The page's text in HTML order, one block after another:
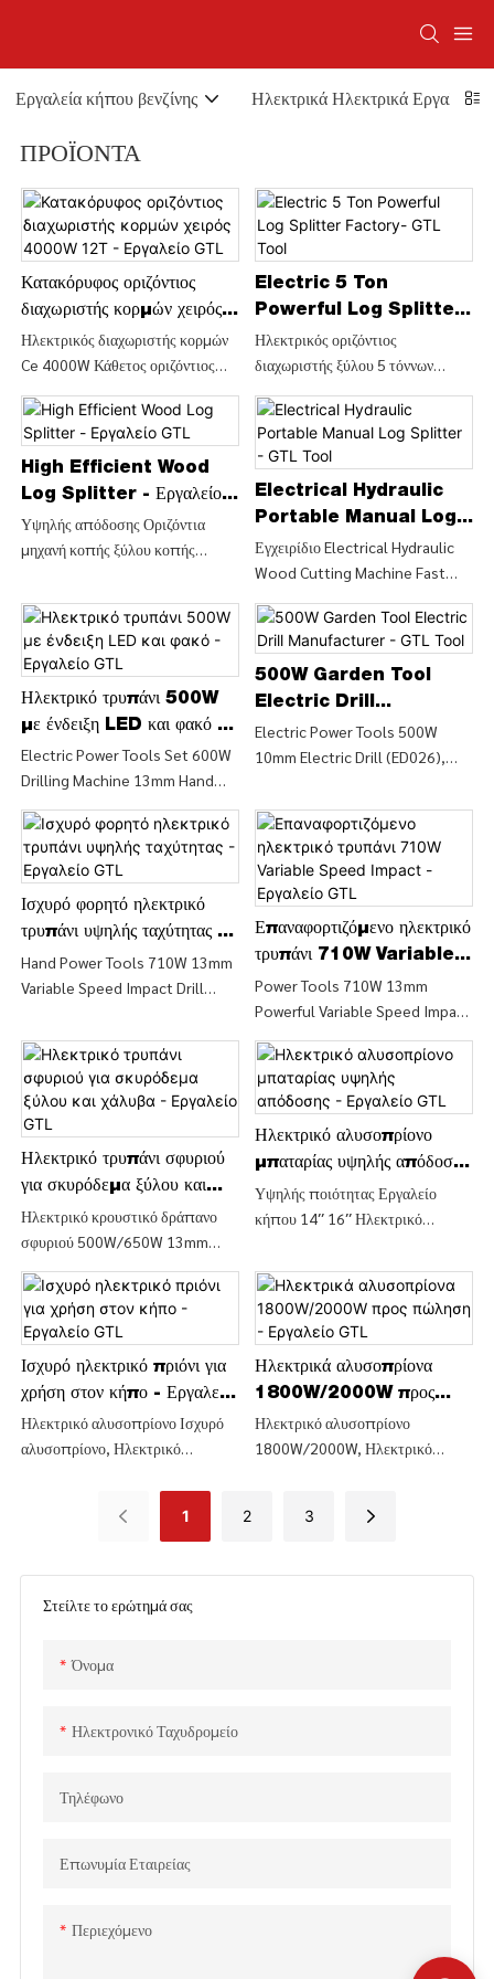
Εργαλεία κήπου βενζίνης Ηλεκτρικά Ηλεκτρικά Εργαλεία
ΠΡΟΪΌΝΤΑ
Στείλτε το ερώτημά σας
Όνομα
Ηλεκτρονικό Ταχυδρομείο
Τηλέφωνο
Επωνυμία Εταιρείας
Περιεχόμενο
Κατακόρυφος οριζόντιος
διαχωριστής κορμών χειρός
4000W 12T - Εργαλείο
GTL
Ηλεκτρικός διαχωριστής κορμών
Ce 4000W Κάθετος οριζόντιος
(LSV12T-106), Βρείτε
λεπτομέρειες και τιμή για το
μηχάνημα κοπής ξύλου από τον
ηλεκτρικό διαχωριστή κορμών Ce
4000W Κάθετος οριζόντιος
διαχωριστής κορμών 12 τόνων
Electric 5 Ton
Powerful Log Splitter
Factory- GTL Tool
Ηλεκτρικός οριζόντιος
διαχωριστής ξύλου 5 τόννων
και τιμή σχετικά με τον
διαχωριστή ξύλου Wood Chipper
από τον Ηλεκτρικό οριζόντιο
διαχωριστή κορμών ξύλου 5
τόννων (LSH5T37) - CHINA GTL
TOOLS LIMITED
High Efficient Wood
Log Splitter - Εργαλείο
GTL
Υψηλής απόδοσης Οριζόντια
μηχανή κοπής ξύλου κοπής
κλαδιών ξύλου (LSH5T52HF),
Βρείτε λεπτομέρειες και τιμή για
το μηχάνημα κοπής ξύλου από το
μηχάνημα υψηλής απόδοσης
οριζόντιας κοπής ξύλου κοπής
καυσόξυλων/ σχίστης κοπής
κλαδιών ξύλου (LSH5T52HF) -
CHINA GTEL T
Electrical Hydraulic
Portable Manual Log
Splitter - GTL Tool
Εγχειρίδιο Electrical Hydraulic
Wood Cutting Machine Fast
Βρείτε λεπτομέρειες και τιμή
σχετικά με το Log Splitter Wood
Chipper from Electrical
Hydraulic Wood Cutting
Machine Manual Fast Wood
Splitter (LSH5T52H) - CHINA
Ηλεκτρικό τρυπάνι 500W
με ένδειξη LED και φακό -
Εργαλείο GTL
Electric Power Tools Set 600W
Drilling Machine 13mm Hand
Impact Drill (ID0372), Find
Details and Price about Impact
Drill Power Drill from Electric
Power Tools Set 600W Drilling
Machine 13mm Hand Impact
Drill (ID0372) - CHINA GTL
TOOLS
500W Garden Tool
Electric Drill
Manufacturer - GTL
Tool
Electric Power Tools 500W
10mm Electric Drill (ED026),
Electric Drill Power Tools from
Electric Power Tools 500W
10mm Electric Drill (ED026) -
CHINA GTL TOOLS LIMITED
Ισχυρό φορητό ηλεκτρικό
τρυπάνι υψηλής ταχύτητας -
Εργαλείο GTL
Hand Power Tools 710W 13mm
Variable Speed ​​Impact Drill
και τιμή για το Drill Variable από
το Hand Power Tools 710W
13mm Variable Speed ​​Impact
Drill (ID044-A) - CHINA GTL
TOOLS LIMITED
Επαναφορτιζόμενο ηλεκτρικό
τρυπάνι 710W Variable
Speed ​​Impact - Εργαλείο
GTL
Power Tools 710W 13mm
Powerful Variable Speed ​​Impact
Driver and Drill (ID044-B),
Βρείτε λεπτομέρειες και τιμή για
Ηλεκτρικά Εργαλεία Μηχανής από
Ηλεκτρικά Εργαλεία 710W 13mm
Powerful Variable Speed ​​Impact
Driver and Drill (ID044-B) -
CHINA GTL TOOLS LIMITED
Ηλεκτρικό τρυπάνι σφυριού
για σκυρόδεμα ξύλου και
χάλυβα - Εργαλείο GTL
Ηλεκτρικό κρουστικό δράπανο
σφυριού 500W/650W 13mm
και τιμή σχετικά με κρουστικό
τρυπάνι από 500W/650W
Ηλεκτρικό κρουστικό δράπανο
13mm (ID050-A) - CHINA GTL
TOOLS LIMITED
Ηλεκτρικό αλυσοπρίονο
μπαταρίας υψηλής απόδοσης
- Εργαλείο GTL
Υψηλής ποιότητας Εργαλείο
κήπου 14′′ 16′′ Ηλεκτρικό
κοπής ξύλου, Βρείτε
λεπτομέρειες και τιμή για το
Ηλεκτρικό πριόνι ξύλου από
υψηλής ποιότητας Εργαλείο
κήπου 14′′ 16′′ Ηλεκτρικό
αλυσοπρίονο κοπής ξύλου -
CHINA GTL TOOLS LIMITED
Ισχυρό ηλεκτρικό πριόνι για
χρήση στον κήπο - Εργαλείο
GTL
Ηλεκτρικό αλυσοπρίονο Ισχυρό
αλυσοπρίονο, Ηλεκτρικό
κήπο (ECS009), Βρείτε
λεπτομέρειες και τιμή για τα
ξύλου από το ηλεκτρικό
αλυσοπρίονο Ισχυρό
κήπο (ECS009) - CHINA GTL
Ηλεκτρικά αλυσοπρίονα
1800W/2000W προς
πώληση - Εργαλείο GTL
Ηλεκτρικό αλυσοπρίονο
1800W/2000W, Ηλεκτρικό
λεπτομέρειες και τιμή για
ξύλου από Ηλεκτρικό
1 2 3